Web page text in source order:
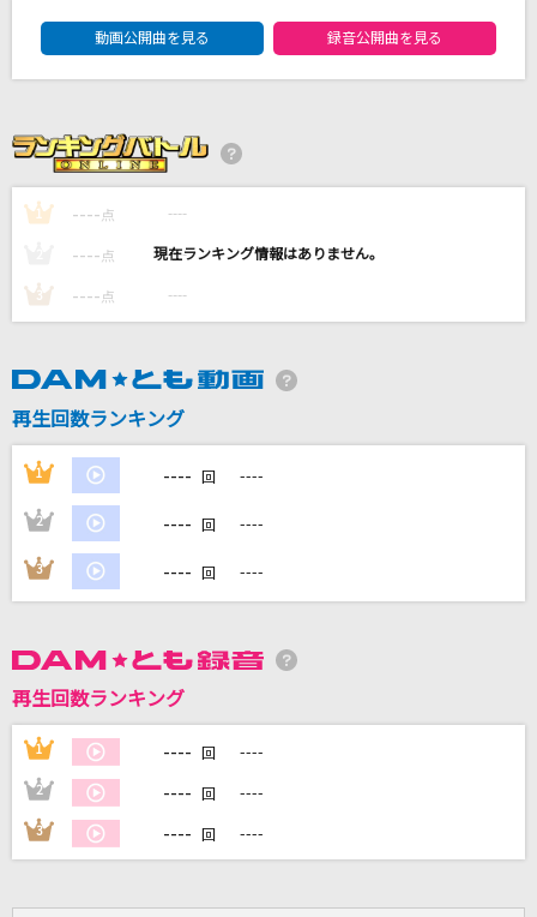
智広)
Pretender
[生音]Survivor
BLUE ENCOUNT
もっと見る
DAMの新曲・ランキングなど
DAMに会員登録・ログインして
家族や友達と一緒に！練習にも！
動画公開曲を見る 録音公開曲を見る
1 ---- 点 ----
---- 点 ----
3 ---- 点 ----
再生回数ランキング
1 ---- 回 ----
2 ---- 回 ----
3 ---- 回 ----
再生回数ランキング
1 ---- 回 ----
2 ---- 回 ----
3 ---- 回 ----